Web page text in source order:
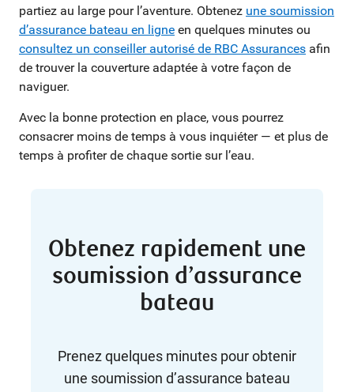
partiez au large pour l’aventure. Obtenez une soumission
d’assurance bateau en ligne en quelques minutes ou
consultez un conseiller autorisé de RBC Assurances afin
de trouver la couverture adaptée à votre façon de
naviguer.
Avec la bonne protection en place, vous pourrez
consacrer moins de temps à vous inquiéter — et plus de
temps à profiter de chaque sortie sur l’eau.
Obtenez rapidement une
soumission d’assurance
bateau
Prenez quelques minutes pour obtenir
une soumission d’assurance bateau